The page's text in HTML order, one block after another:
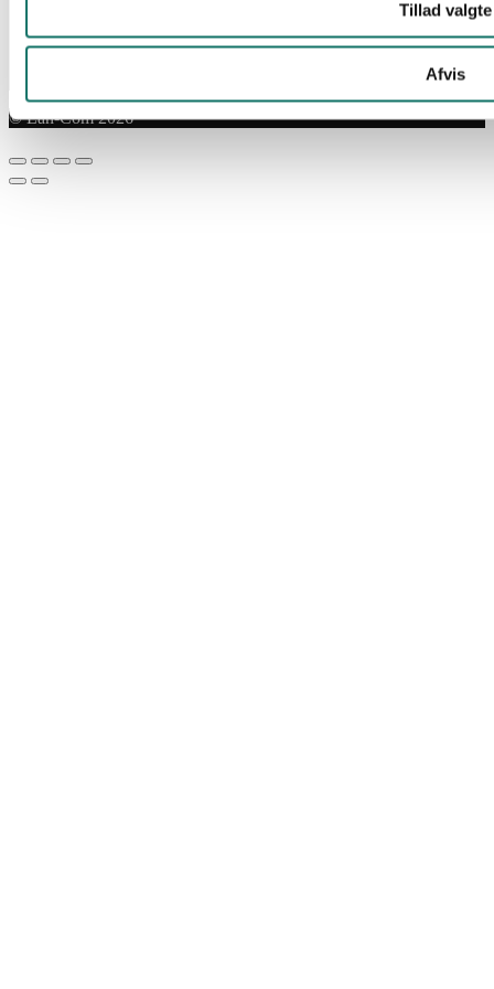
Tillad valgte
Afvis
© Lan-Com 2026